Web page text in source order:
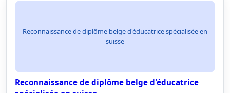
Reconnaissance de diplôme belge d'éducatrice spécialisée en
suisse
Reconnaissance de diplôme belge d'éducatrice